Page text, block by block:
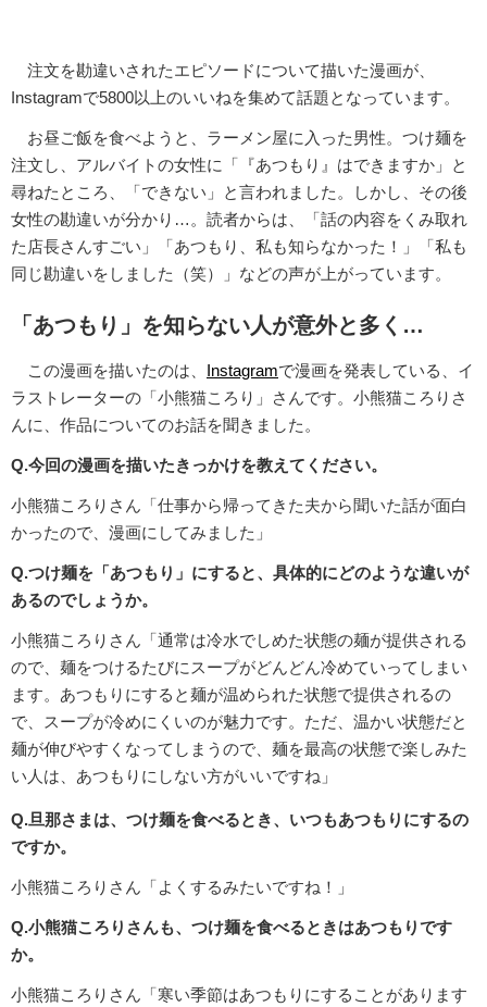
注文を勘違いされたエピソードについて描いた漫画が、
Instagramで5800以上のいいねを集めて話題となっています。
お昼ご飯を食べようと、ラーメン屋に入った男性。つけ麺を
注文し、アルバイトの女性に「『あつもり』はできますか」と
尋ねたところ、「できない」と言われました。しかし、その後
女性の勘違いが分かり…。読者からは、「話の内容をくみ取れ
た店長さんすごい」「あつもり、私も知らなかった！」「私も
同じ勘違いをしました（笑）」などの声が上がっています。
「あつもり」を知らない人が意外と多く…
この漫画を描いたのは、 Instagramで漫画を発表している、イ
ラストレーターの「小熊猫ころり」さんです。小熊猫ころりさ
んに、作品についてのお話を聞きました。
Q.今回の漫画を描いたきっかけを教えてください。
小熊猫ころりさん「仕事から帰ってきた夫から聞いた話が面白
かったので、漫画にしてみました」
Q.つけ麺を「あつもり」にすると、具体的にどのような違いが
あるのでしょうか。
小熊猫ころりさん「通常は冷水でしめた状態の麺が提供される
ので、麺をつけるたびにスープがどんどん冷めていってしまい
ます。あつもりにすると麺が温められた状態で提供されるの
で、スープが冷めにくいのが魅力です。ただ、温かい状態だと
麺が伸びやすくなってしまうので、麺を最高の状態で楽しみた
い人は、あつもりにしない方がいいですね」
Q.旦那さまは、つけ麺を食べるとき、いつもあつもりにするの
ですか。
小熊猫ころりさん「よくするみたいですね！」
Q.小熊猫ころりさんも、つけ麺を食べるときはあつもりです
か。
小熊猫ころりさん「寒い季節はあつもりにすることがあります